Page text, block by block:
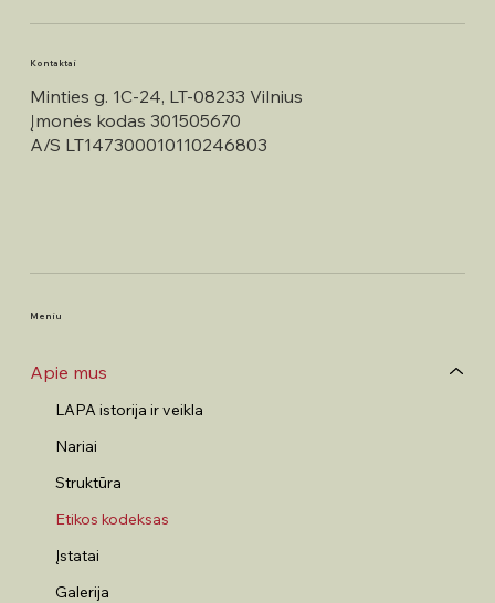
Kontaktai
Minties g. 1C-24, LT-08233 Vilnius
Įmonės kodas 301505670
A/S LT147300010110246803
Meniu
Apie mus
LAPA istorija ir veikla
Nariai
Struktūra
Etikos kodeksas
Įstatai
Galerija